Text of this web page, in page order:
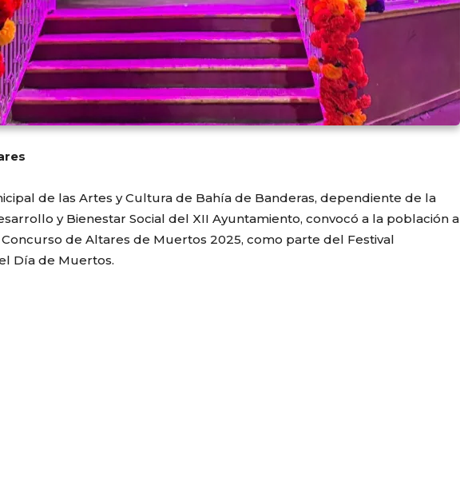
de las Artes y Cultura de Bahía de Banderas, dependiente de la
y Bienestar Social del XII Ayuntamiento, convocó a la población a
de Altares de Muertos 2025, como parte del Festival
Día de Muertos.